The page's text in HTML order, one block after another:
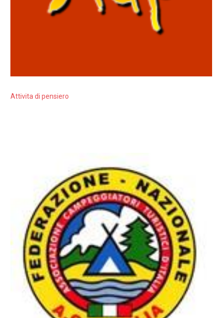
Attivita di pensiero